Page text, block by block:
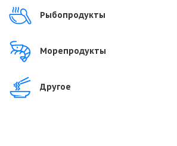
Рыбопродукты
Морепродукты
Другое